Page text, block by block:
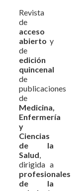
Revista
de
acceso
abierto y
de
edición
quincenal
de
publicaciones
de
Medicina,
Enfermería
y
Ciencias
de la
Salud,
dirigida a
profesionales
de la